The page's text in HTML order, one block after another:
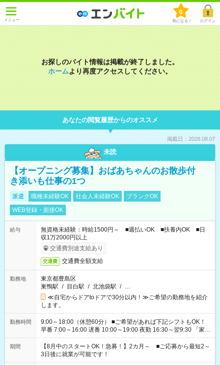
メニュー
0
気になる！ ログイン
お探しのバイト情報は掲載が終了しました。
ホームより再度アクセスしてください。
あなたの閲覧履歴からのオススメ
掲載日：2026.08.07
未読
【オープニング募集】おばあちゃんのお散歩付
き添いも仕事の1つ
派遣 職種未経験OK 社会人未経験OK
ブランクOK
WEB登録・面接OK
給与
無資格未経験：時給1500円～ ■週払いOK ■扶養内OK ■日
収1万2000円以上
交通費別途支給あり
交通費 交通費全額支給
勤務地
東京都豊島区
巣鴨駅 / 目白駅 / 北池袋駅 / …
≪自宅からドアtoドアで30分以内！≫ご希望の勤務地を紹介
します。
勤務時間
9:00～18:00（休憩60分） ■ご希望があれば下記シフトもOK！
早番 7:00～16:00 遅番 10:00～19:00 夜勤 16:30～翌9:30 「家族
と休みを合わせたい」 「余裕を持って夕飯の準備がしたい」
「できれば残業はしたくない」 など、ご希望を教えてください
ね。 ※Wワーク希望の方へ 今ご覧のお仕事で希望する勤務時間
と、もう1つのお仕事の勤務時間。 合計で週40時間を超える場
期間
【8月中のスタートOK！急募！】2カ月～ ■ご応募から最短2～
3日後に就業が可能です！